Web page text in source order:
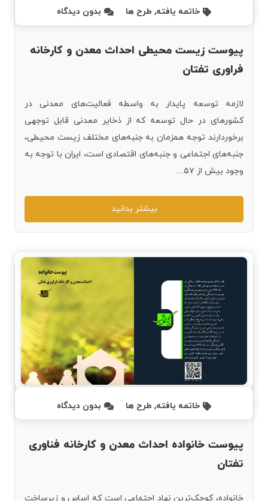
خاتمه یافته, طرح ها بدون دیدگاه
پیوست زیست محیطی احداث معدن و کارخانه
فراوری تفتان
لازمه توسعه پایدار به واسطه فعالیت‌های معدنی در
کشورهای در حال توسعه که از ذخایر معدنی قابل توجهی
برخوردارند توجه همزمان به جنبه‌های مختلف زیست محیطی،
جنبه‌های اجتماعی و جنبه‌های اقتصادی است، ایران با توجه به
وجود بیش از ۵۷…
بیشتر بدانید
خاتمه یافته, طرح ها بدون دیدگاه
پیوست خانواده احداث معدن و کارخانه فناوری
تفتان
خانواده، کوچک‌ترین نهاد اجتماعی است که اساس و زیرساخت